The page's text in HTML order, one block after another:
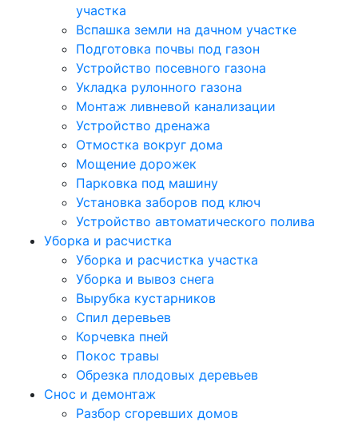
участка
Вспашка земли на дачном участке
Подготовка почвы под газон
Устройство посевного газона
Укладка рулонного газона
Монтаж ливневой канализации
Устройство дренажа
Отмостка вокруг дома
Мощение дорожек
Парковка под машину
Установка заборов под ключ
Устройство автоматического полива
Уборка и расчистка
Уборка и расчистка участка
Уборка и вывоз снега
Вырубка кустарников
Спил деревьев
Корчевка пней
Покос травы
Обрезка плодовых деревьев
Снос и демонтаж
Разбор сгоревших домов